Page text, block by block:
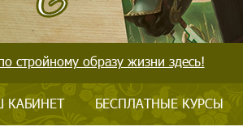
стройному образу жизни здесь!
КАБИНЕТ БЕСПЛАТНЫЕ КУРСЫ